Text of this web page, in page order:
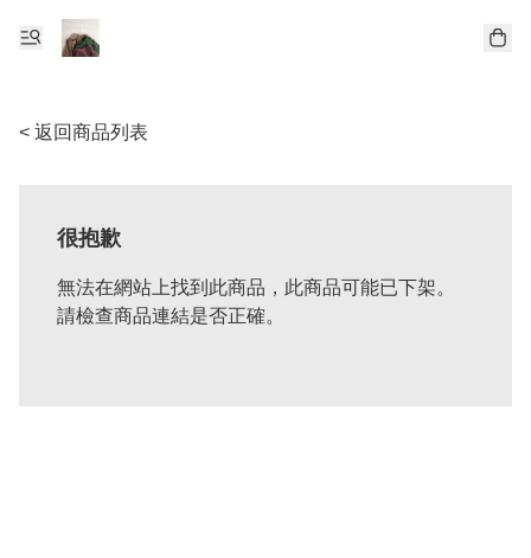
< 返回商品列表
很抱歉
無法在網站上找到此商品，此商品可能已下架。
請檢查商品連結是否正確。